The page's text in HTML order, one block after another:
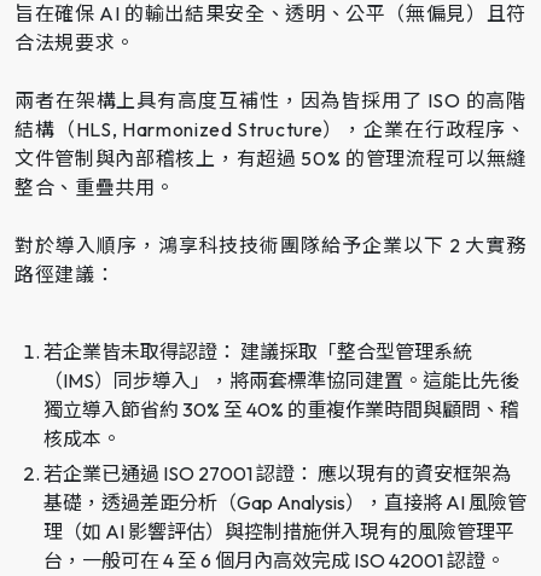
旨在確保 AI 的輸出結果安全、透明、公平（無偏見）且符
合法規要求。
兩者在架構上具有高度互補性，因為皆採用了 ISO 的高階
結構（HLS, Harmonized Structure），企業在行政程序、
文件管制與內部稽核上，有超過 50% 的管理流程可以無縫
整合、重疊共用。
對於導入順序，鴻享科技技術團隊給予企業以下 2 大實務
路徑建議：
若企業皆未取得認證： 建議採取「整合型管理系統
（IMS）同步導入」，將兩套標準協同建置。這能比先後
獨立導入節省約 30% 至 40% 的重複作業時間與顧問、稽
核成本。
若企業已通過 ISO 27001 認證： 應以現有的資安框架為
基礎，透過差距分析（Gap Analysis），直接將 AI 風險管
理（如 AI 影響評估）與控制措施併入現有的風險管理平
台，一般可在 4 至 6 個月內高效完成 ISO 42001 認證。